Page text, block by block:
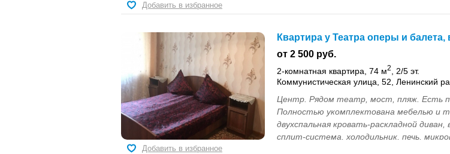
Добавить в избранное
Квартира у Театра оперы и балета,
от 2 500 руб.
2-комнатная квартира, 74 м2
, 2/5 эт.
Коммунистическая улица, 52, Ленинский
Центр. Рядом театр, мост, пляж. Есть
Полностью укомплектована мебелью и
двухспальная кровать-раскладной диван,
сплит-система, холодильник, печь,
Добавить в избранное